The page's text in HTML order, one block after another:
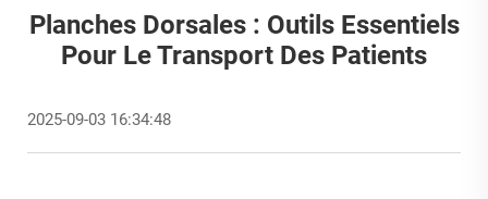
Planches Dorsales : Outils Essentiels
Pour Le Transport Des Patients
2025-09-03 16:34:48